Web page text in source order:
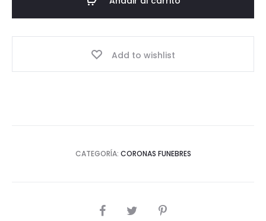
Add to wishlist
CATEGORÍA: CORONAS FUNEBRES
SHARE